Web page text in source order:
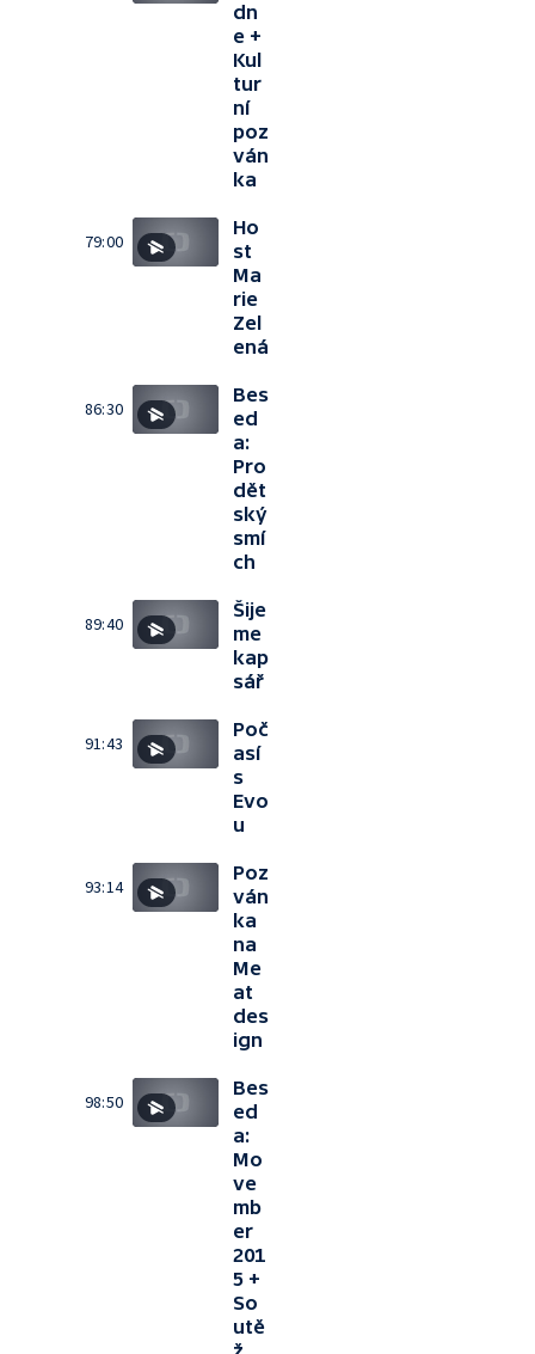
dn
e +
Kul
tur
ní
poz
ván
ka
79:00
Ho
st
Ma
rie
Zel
ená
86:30
Bes
ed
a:
Pro
dět
ský
smí
ch
89:40
Šije
me
kap
sář
91:43
Poč
así
s
Evo
u
93:14
Poz
ván
ka
na
Me
at
des
ign
98:50
Bes
ed
a:
Mo
ve
mb
er
201
5 +
So
utě